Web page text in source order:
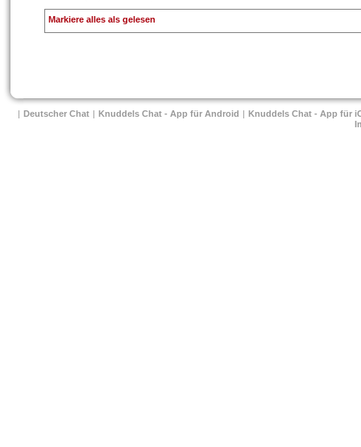
Markiere alles als gelesen
| Deutscher Chat | Knuddels Chat - App für Android | Knuddels Chat - App für